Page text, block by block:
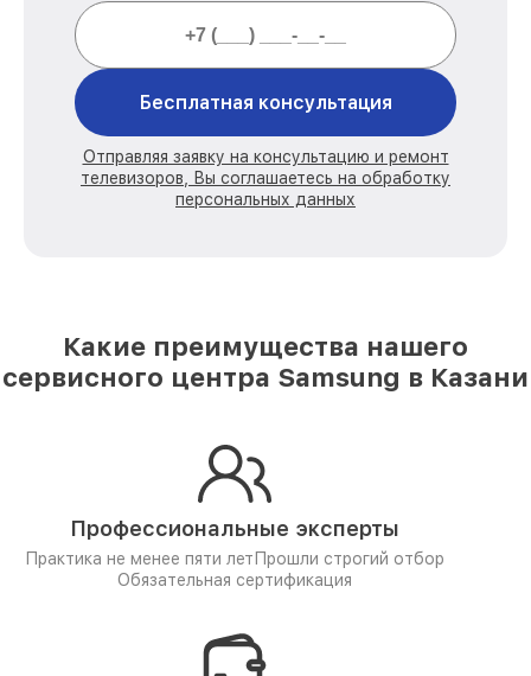
Бесплатная консультация
Отправляя заявку на консультацию и ремонт
телевизоров, Вы соглашаетесь на обработку
персональных данных
Какие преимущества нашего
сервисного центра Samsung в Казани
Профессиональные эксперты
Практика не менее пяти лет Прошли строгий отбор
Обязательная сертификация